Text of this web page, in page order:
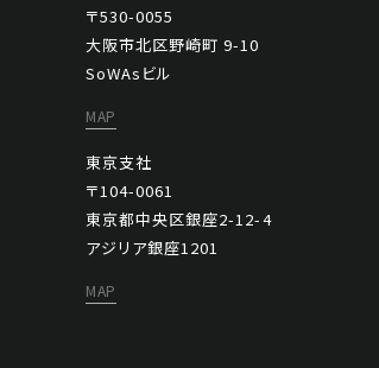
〒530-0055
大阪市北区野崎町 9-10
SoWAsビル
MAP
東京支社
〒104-0061
東京都中央区銀座2-12-4
アジリア銀座1201
MAP